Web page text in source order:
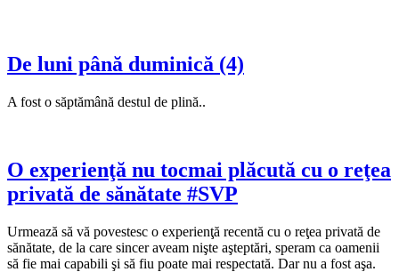
De luni până duminică (4)
A fost o săptămână destul de plină..
O experienţă nu tocmai plăcută cu o reţea
privată de sănătate #SVP
Urmează să vă povestesc o experienţă recentă cu o reţea privată de
sănătate, de la care sincer aveam nişte aşteptări, speram ca oamenii
să fie mai capabili şi să fiu poate mai respectată. Dar nu a fost aşa.